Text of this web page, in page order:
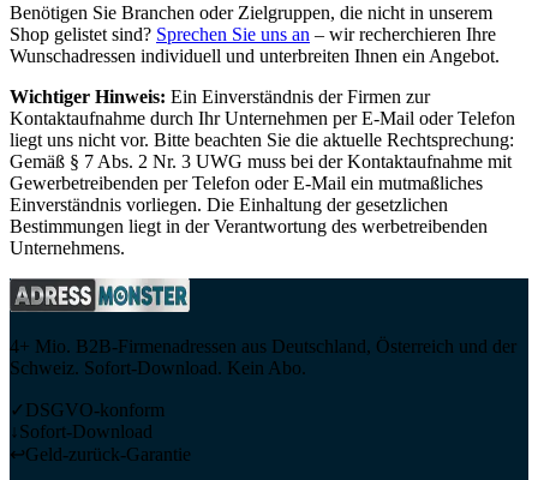
Benötigen Sie Branchen oder Zielgruppen, die nicht in unserem
Shop gelistet sind? Sprechen Sie uns an – wir recherchieren Ihre
Wunschadressen individuell und unterbreiten Ihnen ein Angebot.
Wichtiger Hinweis: Ein Einverständnis der Firmen zur
Kontaktaufnahme durch Ihr Unternehmen per E-Mail oder Telefon
liegt uns nicht vor. Bitte beachten Sie die aktuelle Rechtsprechung:
Gemäß § 7 Abs. 2 Nr. 3 UWG muss bei der Kontaktaufnahme mit
Gewerbetreibenden per Telefon oder E-Mail ein mutmaßliches
Einverständnis vorliegen. Die Einhaltung der gesetzlichen
Bestimmungen liegt in der Verantwortung des werbetreibenden
Unternehmens.
4+ Mio. B2B-Firmenadressen aus Deutschland, Österreich und der
Schweiz. Sofort-Download. Kein Abo.
✓ DSGVO-konform
↓Sofort-Download
↩Geld-zurück-Garantie